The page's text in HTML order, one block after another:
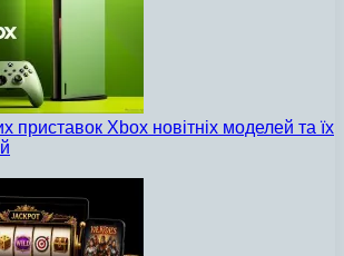
приставок Xbox новітніх моделей та їх